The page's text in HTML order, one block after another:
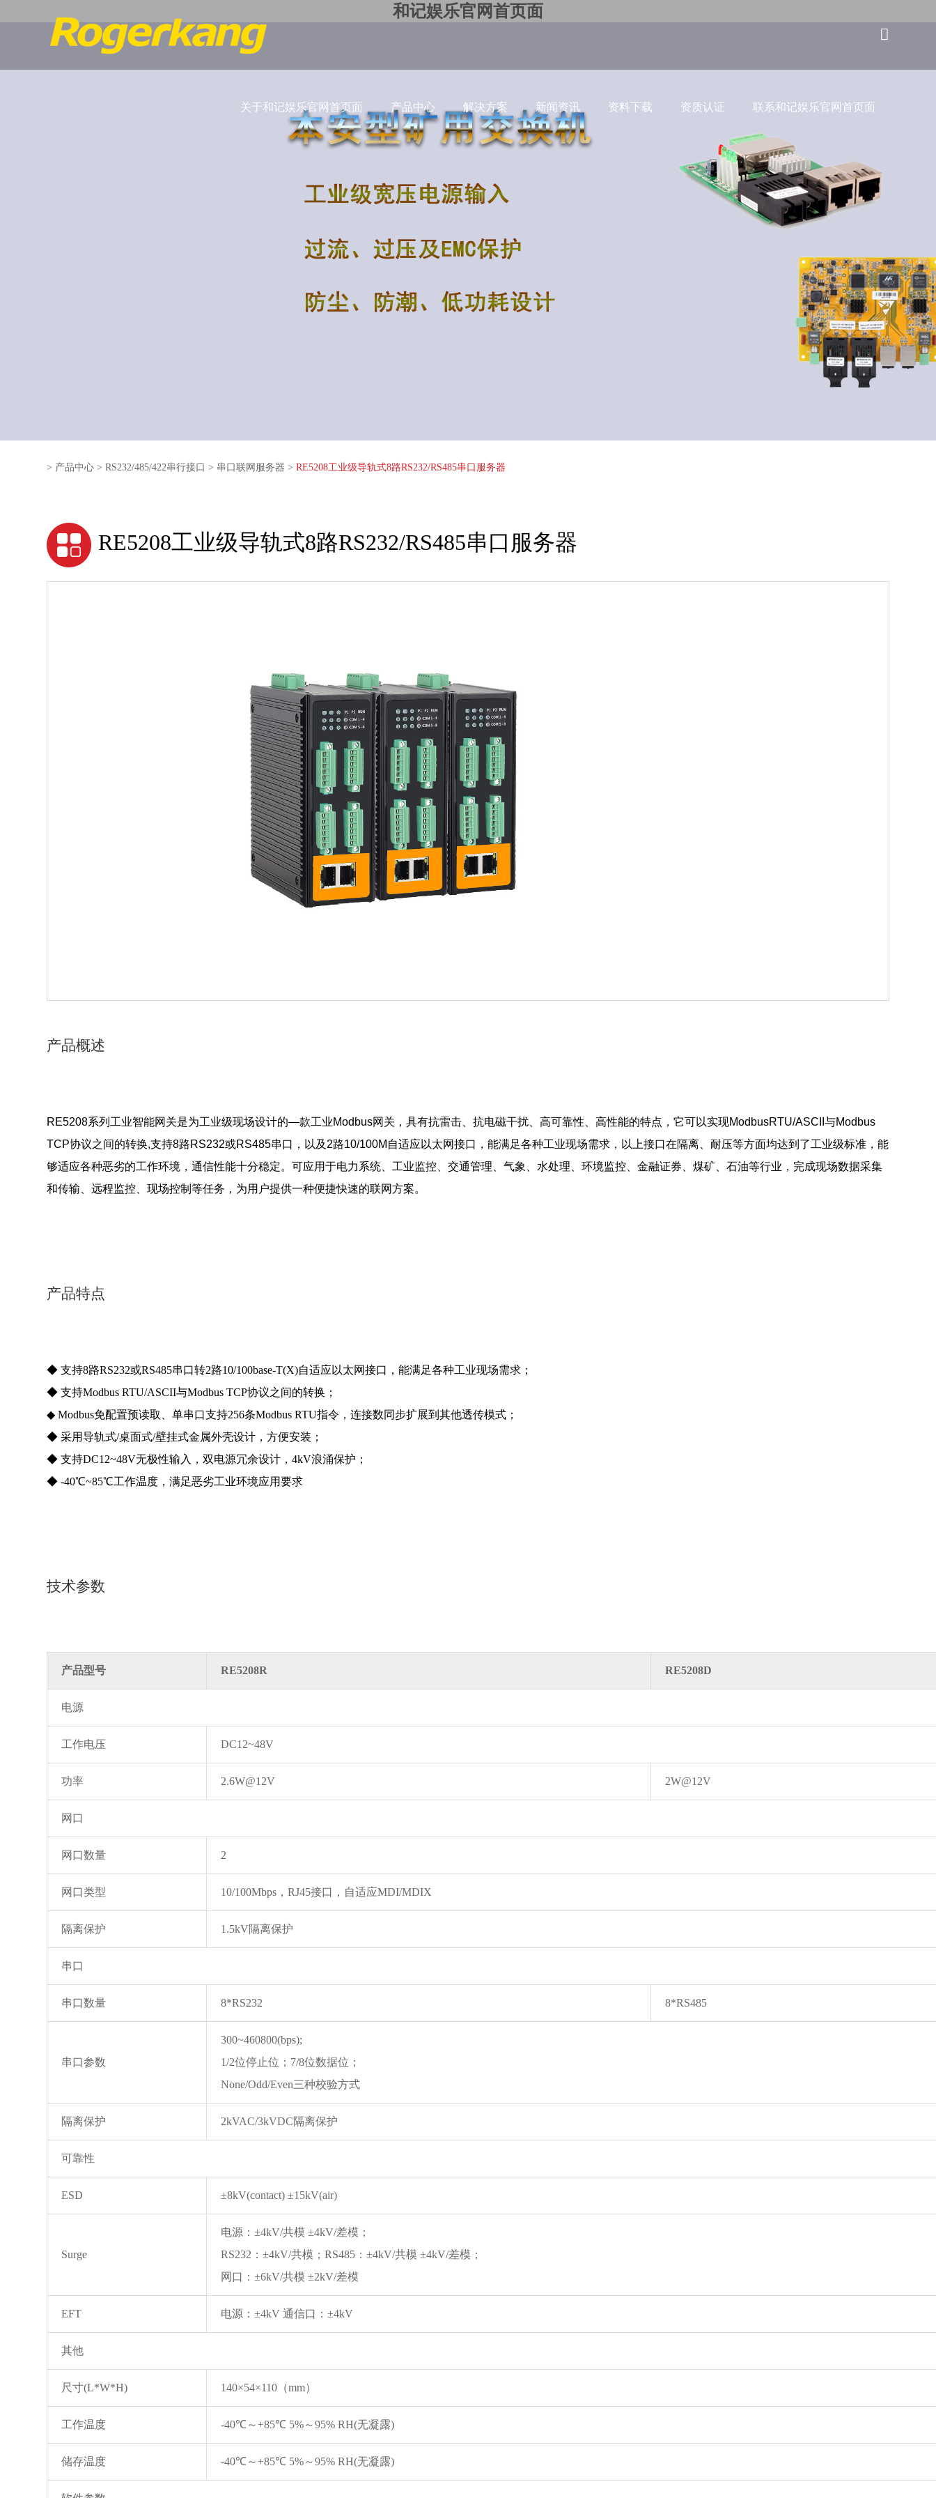
和记娱乐官网首页面
关于和记娱乐官网首页面 产品中心 解决方案 新闻资讯 资料下载 资质认证 联系和记娱乐官网首页面
> 产品中心 >RS232/485/422串行接口 > 串口联网服务器 >RE5208工业级导轨式8路RS232/RS485串口服务器
RE5208工业级导轨式8路RS232/RS485串口服务器
产品概述
RE5208系列工业智能网关是为工业级现场设计的—款工业Modbus网关，具有抗雷击、抗电磁干扰、高可靠性、高性能的特点，它可以实现ModbusRTU/ASCII与Modbus
TCP协议之间的转换,支持8路RS232或RS485串口，以及2路10/100M自适应以太网接口，能满足各种工业现场需求， 以上接口在隔离、耐压等方面均达到了工业级标准，能
够适应各种恶劣的工作环境，通信性能十分稳定。可应用于电力系统、工业监控、交通管理、气象、水处理、环境监控、金融证券、煤矿、石油等行业，完成现场数据采集
和传输、远程监控、现场控制等任务，为用户提供一种便捷快速的联网方案。
产品特点
◆ 支持8路RS232或RS485串口转2路10/100base-T(X)自适应以太网接口，能满足各种工业现场需求；
◆ 支持Modbus RTU/ASCII与Modbus TCP协议之间的转换；
◆ Modbus免配置预读取、单串口支持256条Modbus RTU指令，连接数同步扩展到其他透传模式；
◆ 采用导轨式/桌面式/壁挂式金属外壳设计，方便安装；
◆ 支持DC12~48V⽆极性输⼊，双电源冗余设计，4kV浪涌保护；
◆ -40℃~85℃工作温度，满足恶劣工业环境应用要求
技术参数
产品型号 RE5208R RE5208D
电源
工作电压 DC12~48V
功率 2.6W@12V 2W@12V
网口
网口数量 2
网口类型 10/100Mbps，RJ45接口，自适应MDI/MDIX
隔离保护 1.5kV隔离保护
串口
串口数量 8*RS232 8*RS485
串口参数
300~460800(bps);
1/2位停止位；7/8位数据位；
None/Odd/Even三种校验方式
隔离保护 2kVAC/3kVDC隔离保护
可靠性
ESD ±8kV(contact) ±15kV(air)
Surge
电源：±4kV/共模 ±4kV/差模；
RS232：±4kV/共模；RS485：±4kV/共模 ±4kV/差模；
网口：±6kV/共模 ±2kV/差模
EFT 电源：±4kV 通信口：±4kV
其他
尺寸(L*W*H) 140×54×110（mm）
工作温度 -40℃～+85℃ 5%～95% RH(无凝露)
储存温度 -40℃～+85℃ 5%～95% RH(无凝露)